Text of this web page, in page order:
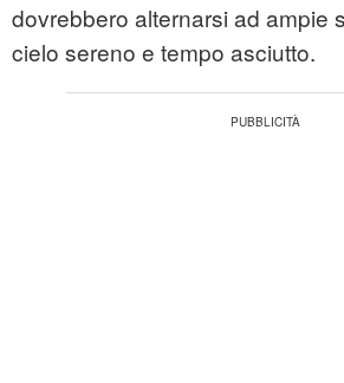
dovrebbero alternarsi ad ampie
cielo sereno e tempo asciutto.